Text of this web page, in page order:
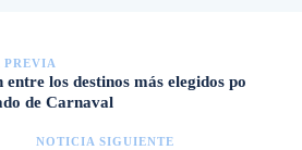
entre los destinos más elegidos po
de Carnaval
NOTICIA SIGUIENTE